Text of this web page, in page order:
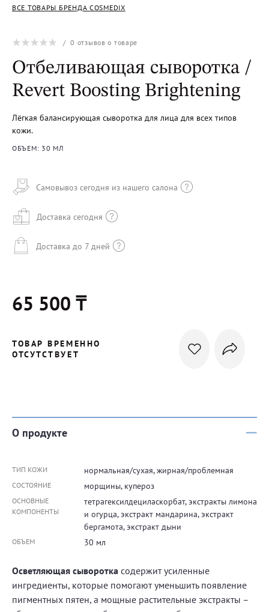
ВСЕ ТОВАРЫ БРЕНДА COSMEDIX
/0 отзывов о товаре
Отбеливающая сыворотка /
Revert Boosting Brightening
Лёгкая балансирующая сыворотка для лица для всех типов
кожи.
ОБЪЕМ: 30 МЛ
Самовывоз сегодня из нашего салона
Доставка сегодня
Доставка до 7 дней
65 500 ₸
ТОВАР ВРЕМЕННО
ОТСУТСТВУЕТ
О продукте
ТИП КОЖИ нормальная/сухая, жирная/проблемная
СОСТОЯНИЕ морщины, купероз
ОСНОВНЫЕ
КОМПОНЕНТЫ
тетрагексилдециласкорбат, экстракты лимона
и огурца, экстракт мандарина, экстракт
бергамота, экстракт дыни
ОБЪЕМ 30 мл
Осветляющая сыворотка содержит усиленные
ингредиенты, которые помогают уменьшить появление
пигментных пятен, а мощные растительные экстракты –